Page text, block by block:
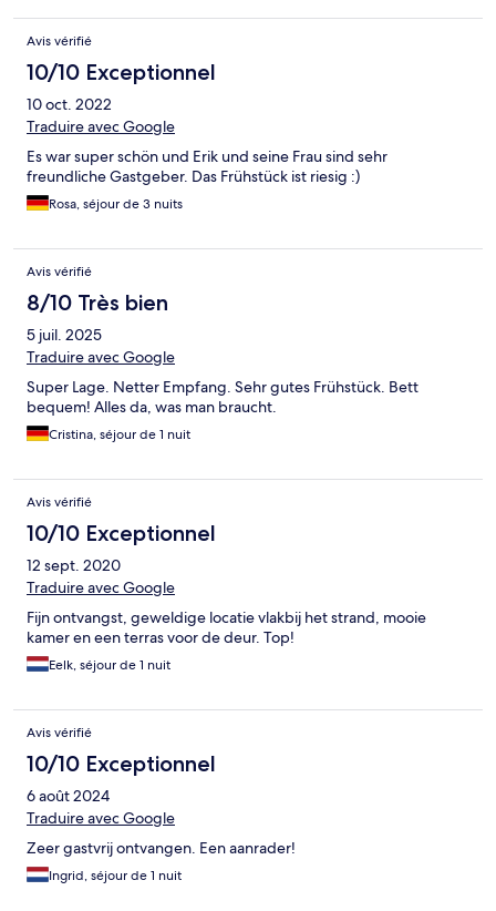
Avis vérifié
10/10 Exceptionnel
10 oct. 2022
Traduire avec Google
Es war super schön und Erik und seine Frau sind sehr
freundliche Gastgeber. Das Frühstück ist riesig :)
Rosa, séjour de 3 nuits
Avis vérifié
8/10 Très bien
5 juil. 2025
Traduire avec Google
Super Lage. Netter Empfang. Sehr gutes Frühstück. Bett
bequem! Alles da, was man braucht.
Cristina, séjour de 1 nuit
Avis vérifié
10/10 Exceptionnel
12 sept. 2020
Traduire avec Google
Fijn ontvangst, geweldige locatie vlakbij het strand, mooie
kamer en een terras voor de deur. Top!
Eelk, séjour de 1 nuit
Avis vérifié
10/10 Exceptionnel
6 août 2024
Traduire avec Google
Zeer gastvrij ontvangen. Een aanrader!
Ingrid, séjour de 1 nuit